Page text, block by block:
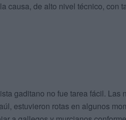
causa, de alto nivel técnico, con
gaditano no fue tarea fácil.
estuvieron rotas en algunos